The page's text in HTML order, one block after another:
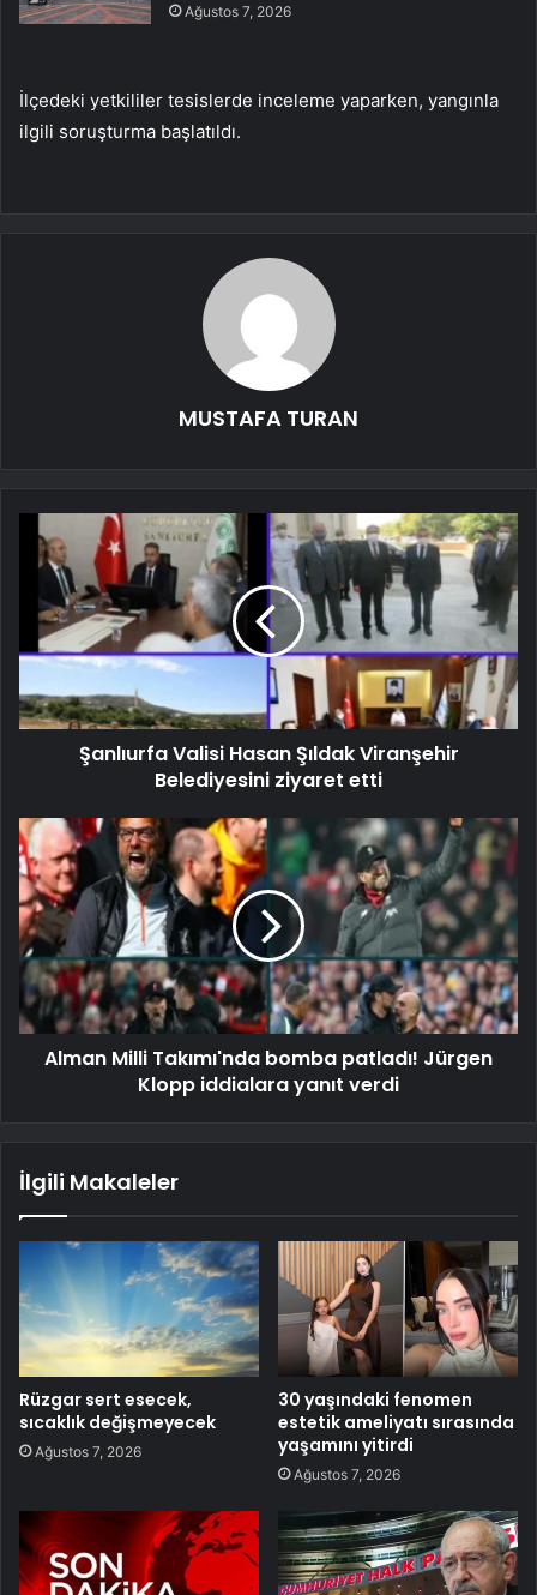
Ağustos 7, 2026
İlçedeki yetkililer tesislerde inceleme yaparken, yangınla
ilgili soruşturma başlatıldı.
MUSTAFA TURAN
Şanlıurfa Valisi Hasan Şıldak Viranşehir
Belediyesini ziyaret etti
Alman Milli Takımı'nda bomba patladı! Jürgen
Klopp iddialara yanıt verdi
İlgili Makaleler
Rüzgar sert esecek,
sıcaklık değişmeyecek
Ağustos 7, 2026
30 yaşındaki fenomen
estetik ameliyatı sırasında
yaşamını yitirdi
Ağustos 7, 2026